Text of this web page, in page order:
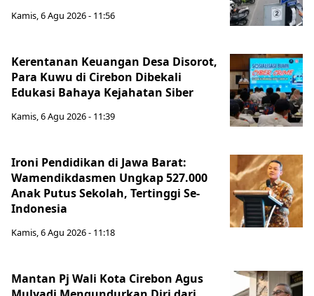
Kamis, 6 Agu 2026 - 11:56
Kerentanan Keuangan Desa Disorot,
Para Kuwu di Cirebon Dibekali
Edukasi Bahaya Kejahatan Siber
Kamis, 6 Agu 2026 - 11:39
Ironi Pendidikan di Jawa Barat:
Wamendikdasmen Ungkap 527.000
Anak Putus Sekolah, Tertinggi Se-
Indonesia
Kamis, 6 Agu 2026 - 11:18
Mantan Pj Wali Kota Cirebon Agus